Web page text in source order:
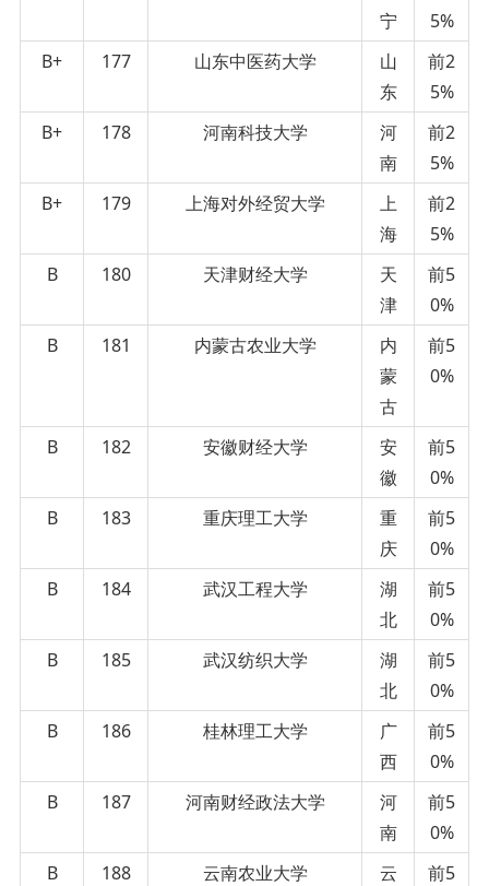
宁
5%
B+
177 山东中医药大学
山
东
前2
5%
B+
178 河南科技大学
河
南
前2
5%
B+
179 上海对外经贸大学
上
海
前2
5%
B
180 天津财经大学
天
津
前5
0%
B
181 内蒙古农业大学
内
蒙
古
前5
0%
B 182 安徽财经大学
安
徽
前5
0%
B
183 重庆理工大学
重
庆
前5
0%
B
184 武汉工程大学
湖
北
前5
0%
B
185 武汉纺织大学
湖
北
前5
0%
B
186 桂林理工大学
广
西
前5
0%
B
187 河南财经政法大学
河
南
前5
0%
B
188 云南农业大学
云
前5